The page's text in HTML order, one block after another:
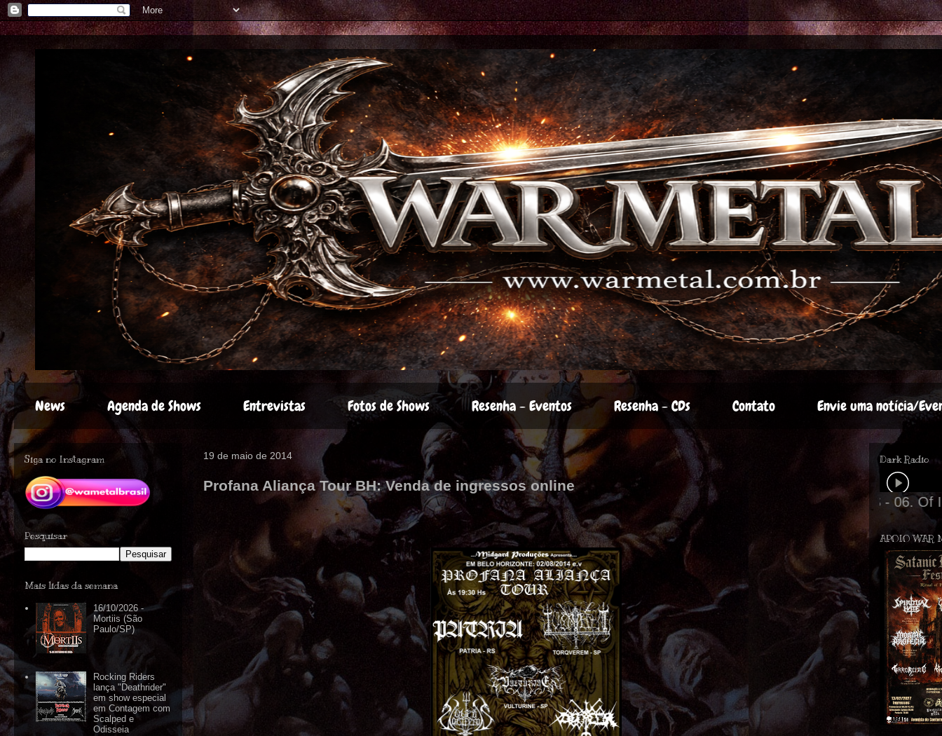
News Agenda de Shows Entrevistas Fotos de Shows Resenha - Eventos Resenha - CDs Contato Envie uma notícia/
19 de maio de 2014
Profana Aliança Tour BH: Venda de ingressos online
Siga no Instagram
Pesquisar
Mais lidas da semana
16/10/2026 -
Mortiis (São
Paulo/SP)
Rocking Riders
lança "Deathrider"
em show especial
em Contagem com
Scalped e
Odisseia
Dark Radio
APOIO WAR